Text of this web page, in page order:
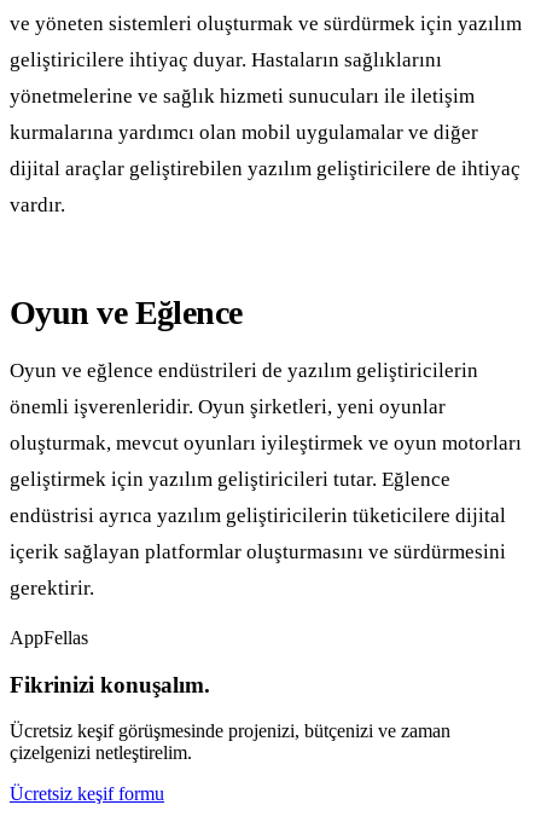
ve yöneten sistemleri oluşturmak ve sürdürmek için yazılım
geliştiricilere ihtiyaç duyar. Hastaların sağlıklarını
yönetmelerine ve sağlık hizmeti sunucuları ile iletişim
kurmalarına yardımcı olan mobil uygulamalar ve diğer
dijital araçlar geliştirebilen yazılım geliştiricilere de ihtiyaç
vardır.
Oyun ve Eğlence
Oyun ve eğlence endüstrileri de yazılım geliştiricilerin
önemli işverenleridir. Oyun şirketleri, yeni oyunlar
oluşturmak, mevcut oyunları iyileştirmek ve oyun motorları
geliştirmek için yazılım geliştiricileri tutar. Eğlence
endüstrisi ayrıca yazılım geliştiricilerin tüketicilere dijital
içerik sağlayan platformlar oluşturmasını ve sürdürmesini
gerektirir.
AppFellas
Fikrinizi konuşalım.
Ücretsiz keşif görüşmesinde projenizi, bütçenizi ve zaman
çizelgenizi netleştirelim.
Ücretsiz keşif formu